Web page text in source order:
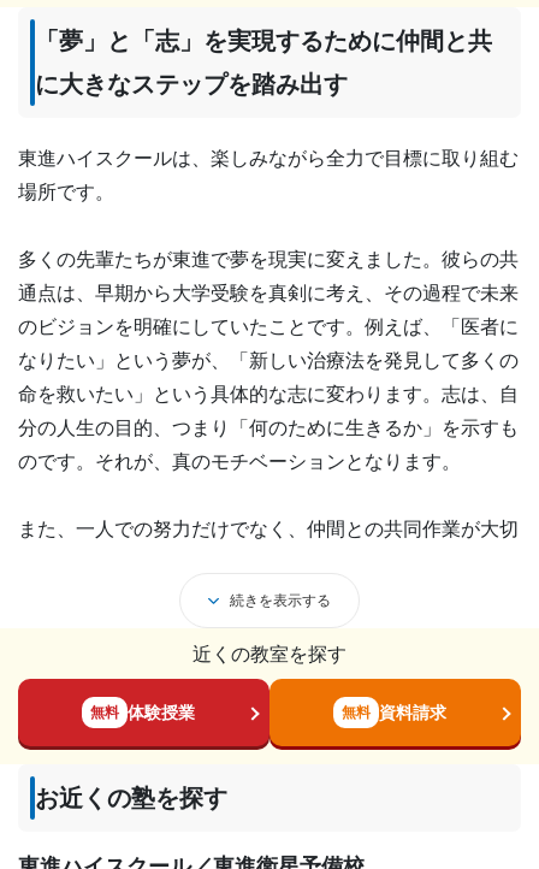
「夢」と「志」を実現するために仲間と共
に大きなステップを踏み出す
東進ハイスクールは、楽しみながら全力で目標に取り組む
場所です。
多くの先輩たちが東進で夢を現実に変えました。彼らの共
通点は、早期から大学受験を真剣に考え、その過程で未来
のビジョンを明確にしていたことです。例えば、「医者に
なりたい」という夢が、「新しい治療法を発見して多くの
命を救いたい」という具体的な志に変わります。志は、自
分の人生の目的、つまり「何のために生きるか」を示すも
のです。それが、真のモチベーションとなります。
また、一人での努力だけでなく、仲間との共同作業が大切
って、更なるエネルギーが生まれるのです。
大学受験の努力は、合格だけでなく、人としての大きな成
長をもたらします。東進は、それを最も大切にしていま
続きを表示する
近くの教室を探す
無料 体験授業 無料 資料請求
お近くの塾を探す